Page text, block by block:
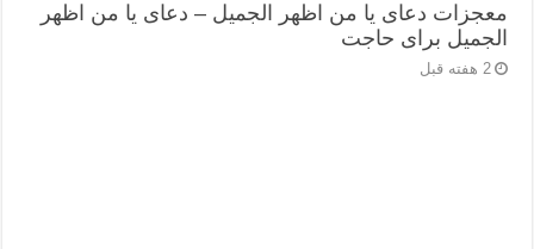
معجزات دعای یا من اظهر الجمیل – دعای یا من اظهر
الجمیل برای حاجت
2 هفته قبل